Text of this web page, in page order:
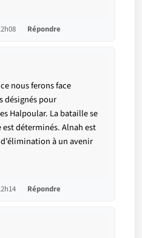
Répondre
nous ferons face
désignés pour
Halpoular. La bataille se
déterminés. Alnah est
à un avenir
Répondre